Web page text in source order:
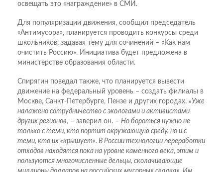
освещать это «награждение» в СМИ.
Для популяризации движения, сообщил председатель
«Антимусора», планируется проводить конкурсы среди
школьников, задавая тему для сочинений – «Как нам
очистить Россию». Инициатива будет предложена в
министерстве образования области.
Спирягин поведал также, что планируется вывести
движение на федеральный уровень – создать филиалы в
Москве, Санкт-Петербурге, Пензе и других городах. «Уже
налажено сотрудничество с экологами и активистами
других регионов, – заверил он. – Но бороться нужно не
только с теми, кто портит окружающую среду, но и с
теми, кто их «крышует». В России технологии переработки
отходов находятся пока на уровне каменного века, этим и
пользуются многочисленные дельцы, сколачивающие